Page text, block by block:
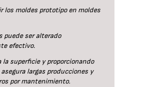
los moldes prototipo en moldes
puede ser alterado
efectivo.
la superficie y proporcionando
largas producciones y
por mantenimiento.